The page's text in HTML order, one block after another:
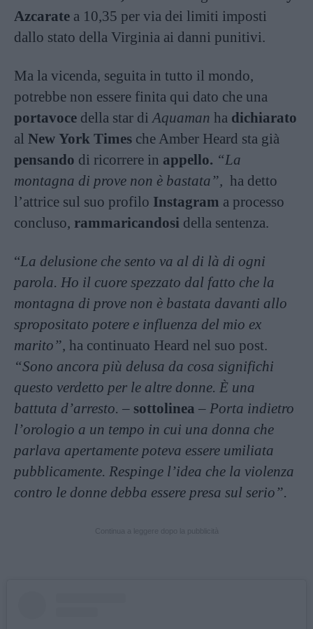
Azcarate a 10,35 per via dei limiti imposti
dallo stato della Virginia ai danni punitivi.
Ma la vicenda, seguita in tutto il mondo,
potrebbe non essere finita qui dato che una
portavoce della star diAquaman ha dichiarato
al New York Times che Amber Heard sta già
pensando di ricorrere in appello. “La
montagna di prove non è bastata”, ha detto
l’attrice sul suo profilo Instagram a processo
concluso, rammaricandosi della sentenza.
“La delusione che sento va al di là di ogni
parola. Ho il cuore spezzato dal fatto che la
montagna di prove non è bastata davanti allo
spropositato potere e influenza del mio ex
marito”, ha continuato Heard nel suo post.
“Sono ancora più delusa da cosa significhi
questo verdetto per le altre donne. È una
battuta d’arresto. – sottolinea – Porta indietro
l’orologio a un tempo in cui una donna che
parlava apertamente poteva essere umiliata
pubblicamente. Respinge l’idea che la violenza
contro le donne debba essere presa sul serio”.